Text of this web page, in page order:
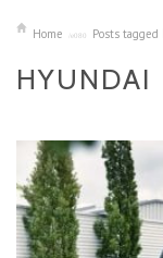
Home Posts tagged
HYUNDAI